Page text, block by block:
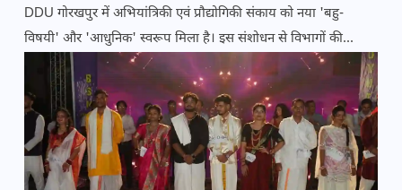
DDU गोरखपुर में अभियांत्रिकी एवं प्रौद्योगिकी संकाय को नया 'बहु-
विषयी' और 'आधुनिक' स्वरूप मिला है। इस संशोधन से विभागों की...